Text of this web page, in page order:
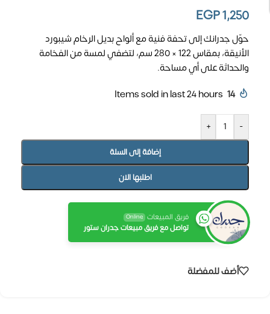
EGP1,250
حوّل جدرانك إلى تحفة فنية مع ألواح بديل الرخام شيبورد
الأنيقة، بمقاس 122 × 280 سم، لتضفي لمسة من الفخامة
والحداثة على أي مساحة.
14
Items sold in last 24 hours
-
+
إضافة إلى السلة
اطلبها الان
فريق المبيعات Online
تواصل مع فريق مبيعات جدران ستور
أضف للمفضلة